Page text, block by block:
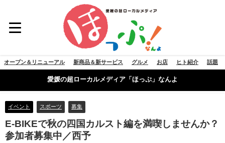
オープン＆リニューアル 新商品＆新サービス グルメ お店 ヒト紹介 話題
愛媛の超ローカルメディア「ほっぷ」なんよ
イベント スポーツ 募集
E-BIKEで秋の四国カルスト編を満喫しませんか？
参加者募集中／西予